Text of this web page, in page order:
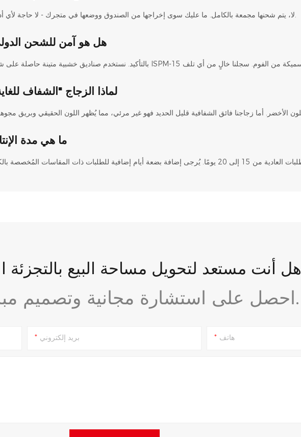
لا، يتم شحنها مجمعة بالكامل. ما عليك سوى إخراجها من الصندوق ووضعها في متجرك - لا حاجة لأي أدوات.
هل هو آمن للشحن
لماذا الزجاج "الشفاف
ما هي مدة
هل أنت مستعد لتحويل مساحة البيع بالتجزئة
احصل على استشارة مجانية وتصميم مبدئي اليوم.
بريد إلكتروني هاتف